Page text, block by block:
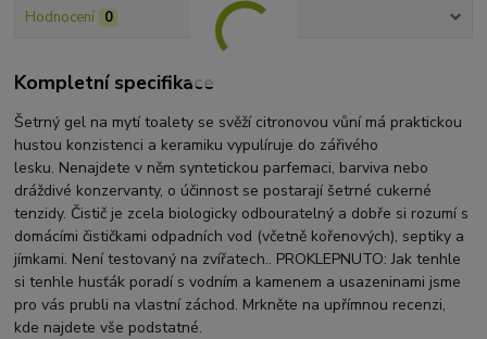
Hodnocení 0
Kompletní specifikace
Šetrný gel na mytí toalety se svěží citronovou vůní má praktickou
hustou konzistenci a keramiku vypulíruje do zářivého
lesku. Nenajdete v něm syntetickou parfemaci, barviva nebo
dráždivé konzervanty, o účinnost se postarají šetrné cukerné
tenzidy. Čistič je zcela biologicky odbouratelný a dobře si rozumí s
domácími čističkami odpadních vod (včetně kořenových), septiky a
jímkami. Není testovaný na zvířatech.. PROKLEPNUTO: Jak tenhle
si tenhle husťák poradí s vodním a kamenem a usazeninami jsme
pro vás prubli na vlastní záchod. Mrkněte na upřímnou recenzi,
kde najdete vše podstatné.